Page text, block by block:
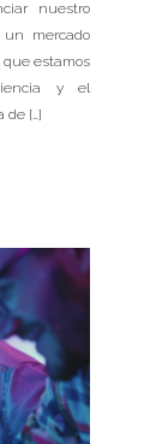
nuestro
mercado
que estamos
y el
de […]